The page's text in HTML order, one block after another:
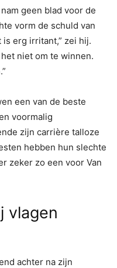
geen blad voor de
vorm de schuld van
erg irritant,” zei hij.
niet om te winnen.
een van de beste
voormalig
zijn carrière talloze
hebben hun slechte
zeker zo een voor Van
vlagen
achter na zijn